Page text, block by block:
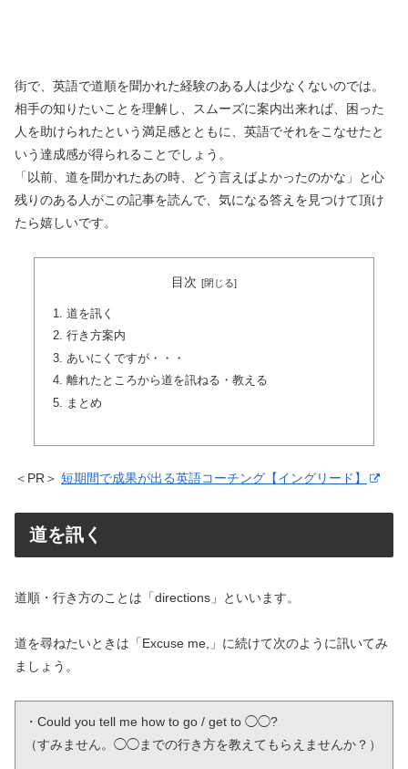
街で、英語で道順を聞かれた経験のある人は少なくないのでは。
相手の知りたいことを理解し、スムーズに案内出来れば、困った
人を助けられたという満足感とともに、英語でそれをこなせたと
いう達成感が得られることでしょう。
「以前、道を聞かれたあの時、どう言えばよかったのかな」と心
残りのある人がこの記事を読んで、気になる答えを見つけて頂け
たら嬉しいです。
目次
道を訊く
行き方案内
あいにくですが・・・
離れたところから道を訊ねる・教える
まとめ
＜PR＞ 短期間で成果が出る英語コーチング【イングリード】
道を訊く
道順・行き方のことは「directions」といいます。
道を尋ねたいときは「Excuse me,」に続けて次のように訊いてみ
ましょう。
・Could you tell me how to go / get to ◯◯?
（すみません。◯◯までの行き方を教えてもらえませんか？）